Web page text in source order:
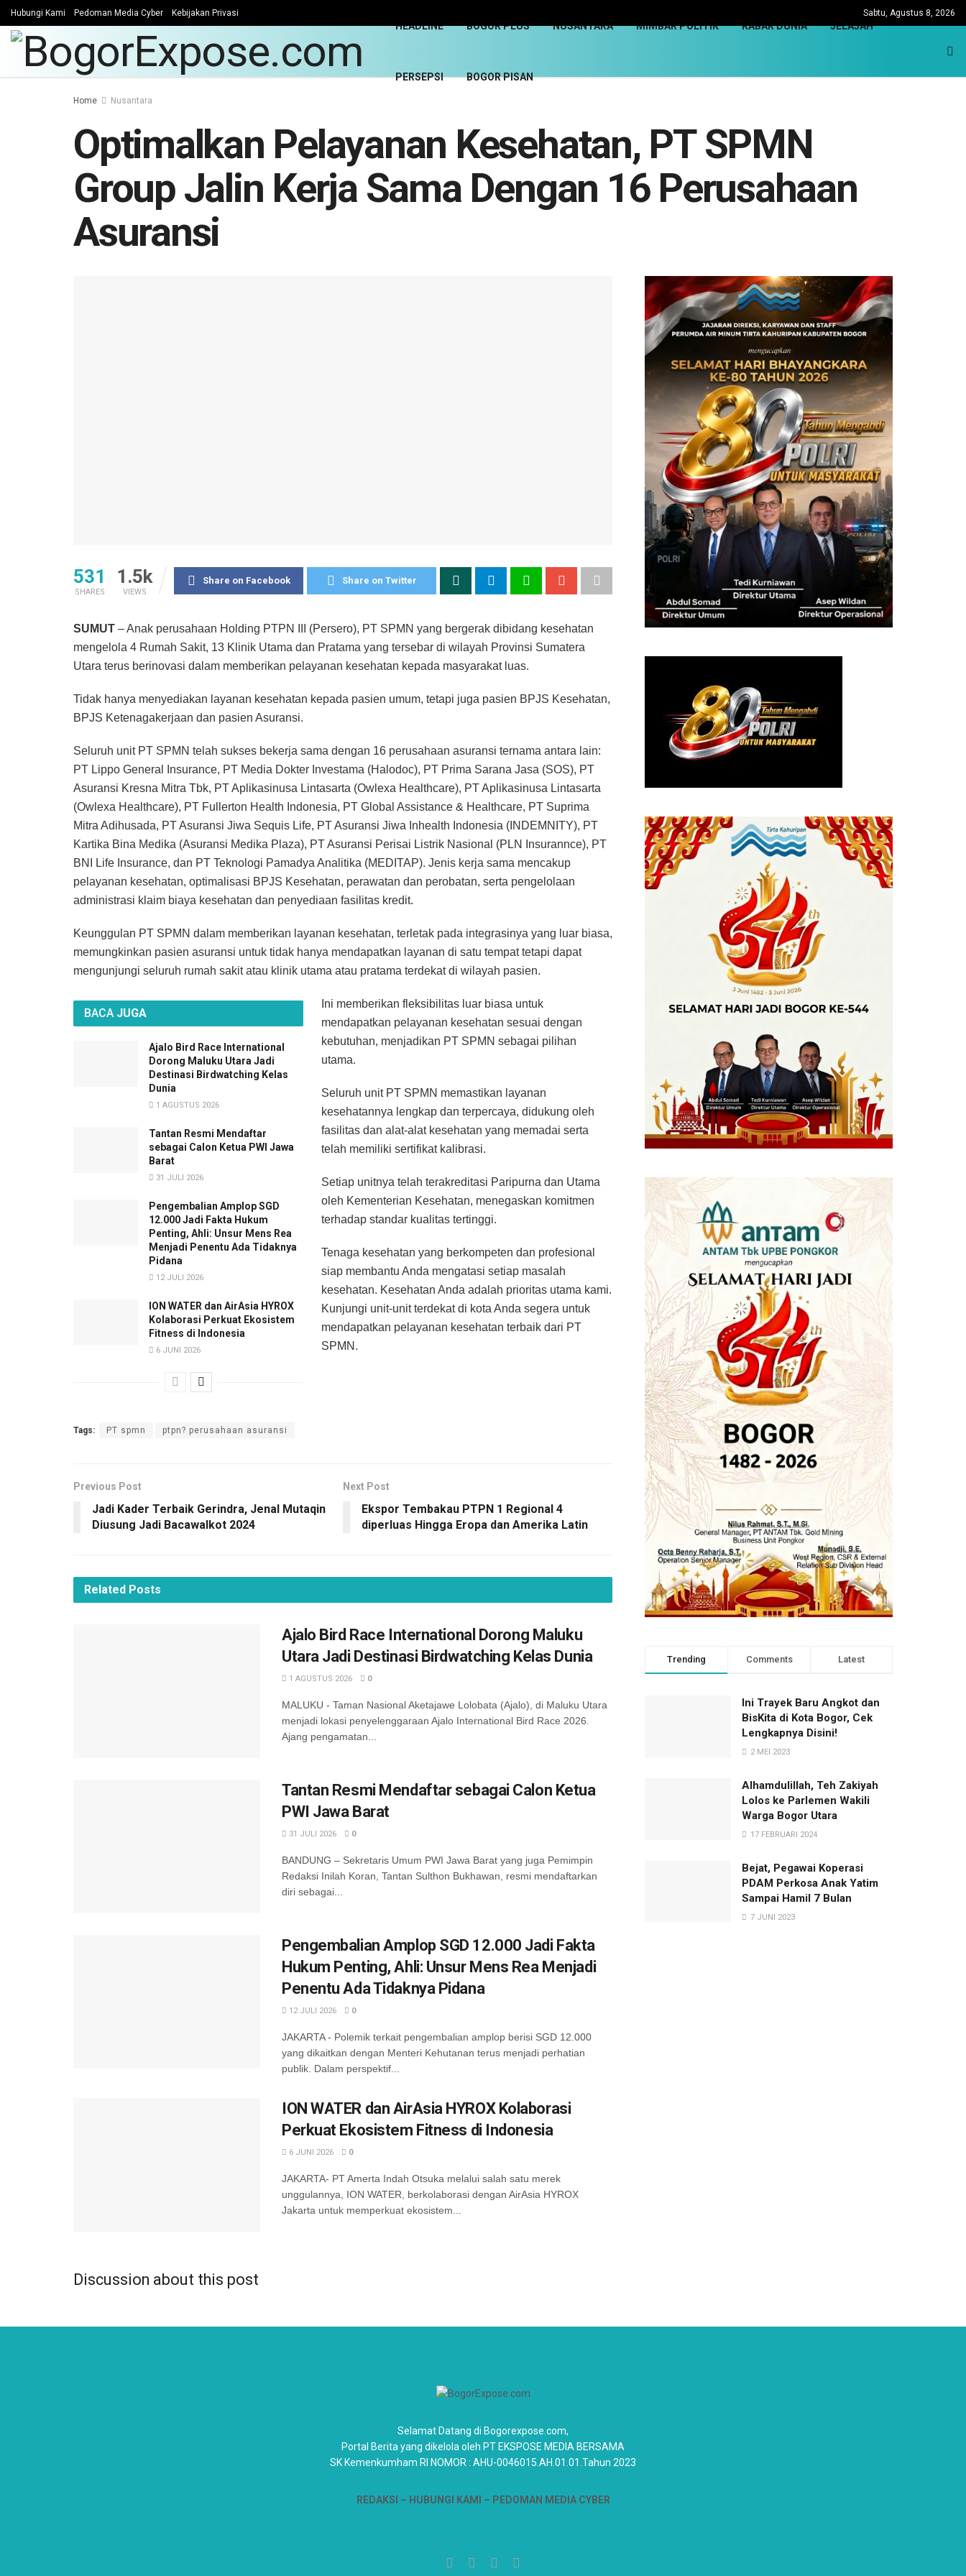
Hubungi Kami Pedoman Media Cyber Kebijakan Privasi Sabtu, Agustus 8, 2026
HEADLINE BOGOR PLUS NUSANTARA MIMBAR POLITIK KABAR DUNIA JELAJAH
PERSEPSI BOGOR PISAN
Home Nusantara
Optimalkan Pelayanan Kesehatan, PT SPMN
Group Jalin Kerja Sama Dengan 16 Perusahaan
Asuransi
531
SHARES
1.5k
VIEWS
Share on Facebook Share on Twitter
SUMUT – Anak perusahaan Holding PTPN III (Persero), PT SPMN yang bergerak dibidang kesehatan
mengelola 4 Rumah Sakit, 13 Klinik Utama dan Pratama yang tersebar di wilayah Provinsi Sumatera
Utara terus berinovasi dalam memberikan pelayanan kesehatan kepada masyarakat luas.
Tidak hanya menyediakan layanan kesehatan kepada pasien umum, tetapi juga pasien BPJS Kesehatan,
BPJS Ketenagakerjaan dan pasien Asuransi.
Seluruh unit PT SPMN telah sukses bekerja sama dengan 16 perusahaan asuransi ternama antara lain:
PT Lippo General Insurance, PT Media Dokter Investama (Halodoc), PT Prima Sarana Jasa (SOS), PT
Asuransi Kresna Mitra Tbk, PT Aplikasinusa Lintasarta (Owlexa Healthcare), PT Aplikasinusa Lintasarta
(Owlexa Healthcare), PT Fullerton Health Indonesia, PT Global Assistance & Healthcare, PT Suprima
Mitra Adihusada, PT Asuransi Jiwa Sequis Life, PT Asuransi Jiwa Inhealth Indonesia (INDEMNITY), PT
Kartika Bina Medika (Asuransi Medika Plaza), PT Asuransi Perisai Listrik Nasional (PLN Insurannce), PT
BNI Life Insurance, dan PT Teknologi Pamadya Analitika (MEDITAP). Jenis kerja sama mencakup
pelayanan kesehatan, optimalisasi BPJS Kesehatan, perawatan dan perobatan, serta pengelolaan
administrasi klaim biaya kesehatan dan penyediaan fasilitas kredit.
Keunggulan PT SPMN dalam memberikan layanan kesehatan, terletak pada integrasinya yang luar biasa,
memungkinkan pasien asuransi untuk tidak hanya mendapatkan layanan di satu tempat tetapi dapat
mengunjungi seluruh rumah sakit atau klinik utama atau pratama terdekat di wilayah pasien.
BACA JUGA
Ajalo Bird Race International
Dorong Maluku Utara Jadi
Destinasi Birdwatching Kelas
Dunia
1 AGUSTUS 2026
Tantan Resmi Mendaftar
sebagai Calon Ketua PWI Jawa
Barat
31 JULI 2026
Pengembalian Amplop SGD
12.000 Jadi Fakta Hukum
Penting, Ahli: Unsur Mens Rea
Menjadi Penentu Ada Tidaknya
Pidana
12 JULI 2026
ION WATER dan AirAsia HYROX
Kolaborasi Perkuat Ekosistem
Fitness di Indonesia
6 JUNI 2026
Ini memberikan fleksibilitas luar biasa untuk
mendapatkan pelayanan kesehatan sesuai dengan
kebutuhan, menjadikan PT SPMN sebagai pilihan
utama.
Seluruh unit PT SPMN memastikan layanan
kesehatannya lengkap dan terpercaya, didukung oleh
fasilitas dan alat-alat kesehatan yang memadai serta
telah memiliki sertifikat kalibrasi.
Setiap unitnya telah terakreditasi Paripurna dan Utama
oleh Kementerian Kesehatan, menegaskan komitmen
terhadap standar kualitas tertinggi.
Tenaga kesehatan yang berkompeten dan profesional
siap membantu Anda mengatasi setiap masalah
kesehatan. Kesehatan Anda adalah prioritas utama kami.
Kunjungi unit-unit terdekat di kota Anda segera untuk
mendapatkan pelayanan kesehatan terbaik dari PT
SPMN.
Tags: PT spmn ptpn? perusahaan asuransi
Previous Post
Jadi Kader Terbaik Gerindra, Jenal Mutaqin
Diusung Jadi Bacawalkot 2024
Next Post
Ekspor Tembakau PTPN 1 Regional 4
diperluas Hingga Eropa dan Amerika Latin
Related Posts
Ajalo Bird Race International Dorong Maluku
Utara Jadi Destinasi Birdwatching Kelas Dunia
1 AGUSTUS 2026 0
MALUKU - Taman Nasional Aketajawe Lolobata (Ajalo), di Maluku Utara
menjadi lokasi penyelenggaraan Ajalo International Bird Race 2026.
Ajang pengamatan...
Tantan Resmi Mendaftar sebagai Calon Ketua
PWI Jawa Barat
31 JULI 2026 0
BANDUNG – Sekretaris Umum PWI Jawa Barat yang juga Pemimpin
Redaksi Inilah Koran, Tantan Sulthon Bukhawan, resmi mendaftarkan
diri sebagai...
Pengembalian Amplop SGD 12.000 Jadi Fakta
Hukum Penting, Ahli: Unsur Mens Rea Menjadi
Penentu Ada Tidaknya Pidana
12 JULI 2026 0
JAKARTA - Polemik terkait pengembalian amplop berisi SGD 12.000
yang dikaitkan dengan Menteri Kehutanan terus menjadi perhatian
publik. Dalam perspektif...
ION WATER dan AirAsia HYROX Kolaborasi
Perkuat Ekosistem Fitness di Indonesia
6 JUNI 2026 0
JAKARTA- PT Amerta Indah Otsuka melalui salah satu merek
unggulannya, ION WATER, berkolaborasi dengan AirAsia HYROX
Jakarta untuk memperkuat ekosistem...
Discussion about this post
Trending Comments Latest
Ini Trayek Baru Angkot dan
BisKita di Kota Bogor, Cek
Lengkapnya Disini!
2 MEI 2023
Alhamdulillah, Teh Zakiyah
Lolos ke Parlemen Wakili
Warga Bogor Utara
17 FEBRUARI 2024
Bejat, Pegawai Koperasi
PDAM Perkosa Anak Yatim
Sampai Hamil 7 Bulan
7 JUNI 2023
Selamat Datang di Bogorexpose.com,
Portal Berita yang dikelola oleh PT EKSPOSE MEDIA BERSAMA
SK Kemenkumham RI NOMOR : AHU-0046015.AH.01.01.Tahun 2023
REDAKSI – HUBUNGI KAMI – PEDOMAN MEDIA CYBER